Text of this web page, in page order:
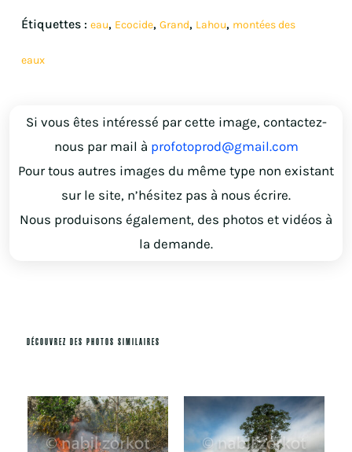
Étiquettes : eau, Ecocide, Grand, Lahou, montées des
eaux
Si vous êtes intéressé par cette image, contactez-
nous par mail à profotoprod@gmail.com
Pour tous autres images du même type non existant
sur le site, n’hésitez pas à nous écrire.
Nous produisons également, des photos et vidéos à
la demande.
DÉCOUVREZ DES PHOTOS SIMILAIRES